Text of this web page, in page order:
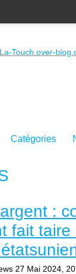
Catégories
:
fait
27 Mai 2024,